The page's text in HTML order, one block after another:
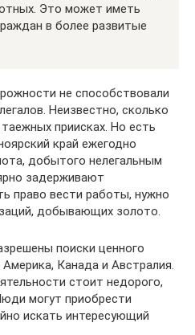
Это может иметь
в более развитые
не способствовали
Неизвестно, сколько
приисках. Но есть
край ежегодно
добытого нелегальным
задерживают
право вести работы, нужно
добывающих золото.
поиски ценного
Канада и Австралия.
стоит недорого,
могут приобрести
искать интересующий